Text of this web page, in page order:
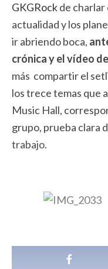
GKGRockde charlar
actualidad y los
ir abriendo boca,
crónica y el vídeo
más compartir el
los trece temas que
Music Hall,
grupo, prueba clara
trabajo.